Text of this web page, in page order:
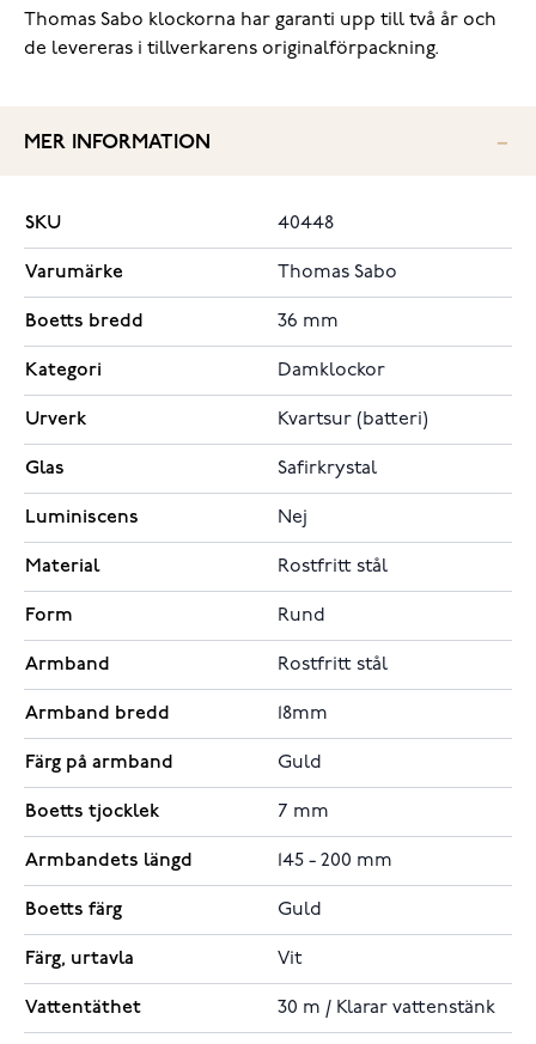
Thomas Sabo klockorna har garanti upp till två år och
de levereras i tillverkarens originalförpackning.
MER INFORMATION
SKU 40448
Varumärke Thomas Sabo
Boetts bredd 36 mm
Kategori Damklockor
Urverk Kvartsur (batteri)
Glas Safirkrystal
Luminiscens Nej
Material Rostfritt stål
Form Rund
Armband Rostfritt stål
Armband bredd 18mm
Färg på armband Guld
Boetts tjocklek 7 mm
Armbandets längd 145 - 200 mm
Boetts färg Guld
Färg, urtavla Vit
Vattentäthet 30 m / Klarar vattenstänk